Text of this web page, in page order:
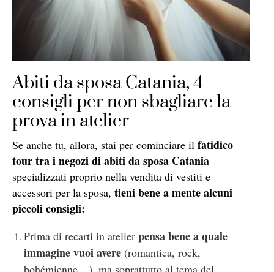
Abiti da sposa Catania, 4
consigli per non sbagliare la
prova in atelier
Se anche tu, allora, stai per cominciare il fatidico
tour tra i negozi di abiti da sposa Catania
specializzati proprio nella vendita di vestiti e
accessori per la sposa, tieni bene a mente alcuni
piccoli consigli:
Prima di recarti in atelierpensa bene a quale
immagine vuoi avere (romantica, rock,
bohémienne…), ma soprattutto al tema del